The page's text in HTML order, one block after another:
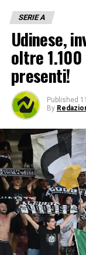
SERIE A
Udinese,
oltre
presenti!
Published
By